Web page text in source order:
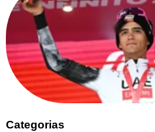
Categorias